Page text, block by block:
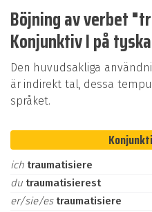
Böjning av verbet
Konjunktiv I på tyska
Den huvudsakliga
är indirekt tal, dessa
språket.
ich traumatisiere
du traumatisierest
er/sie/es traumatisiere